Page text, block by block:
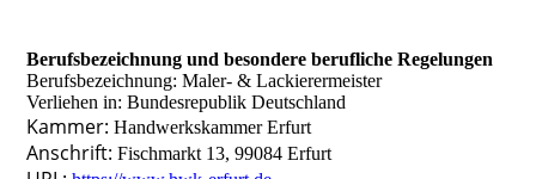
Berufsbezeichnung und besondere berufliche Regelungen
Berufsbezeichnung: Maler- & Lackierermeister
Verliehen in: Bundesrepublik Deutschland
Kammer:Handwerkskammer Erfurt
Anschrift: Fischmarkt 13, 99084 Erfurt